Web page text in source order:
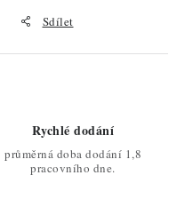
Sdílet
Rychlé dodání
průměrná doba dodání 1,8
pracovního dne.